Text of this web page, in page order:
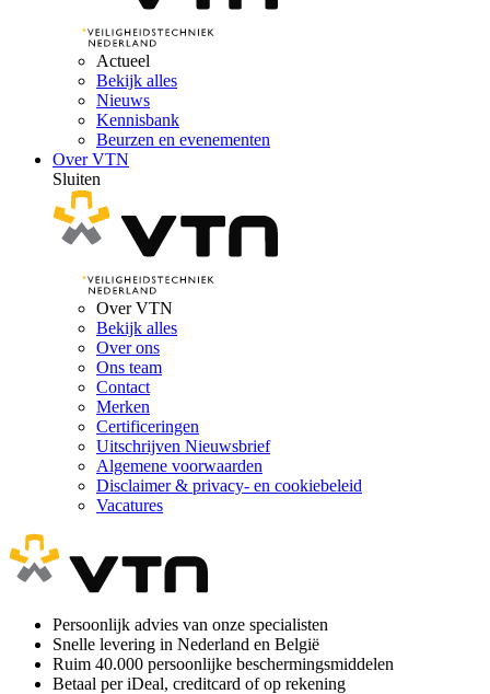
Actueel
Bekijk alles
Nieuws
Kennisbank
Beurzen en evenementen
Over VTN
Sluiten
Over VTN
Bekijk alles
Over ons
Ons team
Contact
Merken
Certificeringen
Uitschrijven Nieuwsbrief
Algemene voorwaarden
Disclaimer & privacy- en cookiebeleid
Vacatures
Persoonlijk advies van onze specialisten
Snelle levering in Nederland en België
Ruim 40.000 persoonlijke beschermingsmiddelen
Betaal per iDeal, creditcard of op rekening